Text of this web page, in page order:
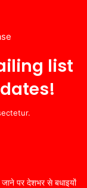
list
जाने पर देशभर से बधाइयों